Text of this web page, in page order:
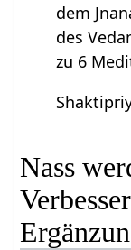
dem
des
zu 6
Nass